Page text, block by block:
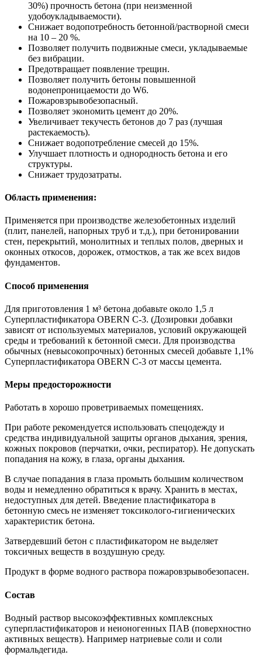
30%) прочность бетона (при неизменной
удобоукладываемости).
Снижает водопотребность бетонной/растворной смеси
на 10 – 20 %.
Позволяет получить подвижные смеси, укладываемые
без вибрации.
Предотвращает появление трещин.
Позволяет получить бетоны повышенной
водонепроницаемости до W6.
Пожаровзрывобезопасный.
Позволяет экономить цемент до 20%.
Увеличивает текучесть бетонов до 7 раз (лучшая
растекаемость).
Снижает водопотребление смесей до 15%.
Улучшает плотность и однородность бетона и его
структуры.
Снижает трудозатраты.
Область применения:
Применяется при производстве железобетонных изделий
(плит, панелей, напорных труб и т.д.), при бетонировании
стен, перекрытий, монолитных и теплых полов, дверных и
оконных откосов, дорожек, отмостков, а так же всех видов
фундаментов.
Способ применения
Для приготовления 1 м³ бетона добавьте около 1,5 л
Суперпластификатора OBERN С-3. (Дозировки добавки
зависят от используемых материалов, условий окружающей
среды и требований к бетонной смеси. Для производства
обычных (невысокопрочных) бетонных смесей добавьте 1,1%
Суперпластификатора OBERN С-3 от массы цемента.
Меры предосторожности
Работать в хорошо проветриваемых помещениях.
При работе рекомендуется использовать спецодежду и
средства индивидуальной защиты органов дыхания, зрения,
кожных покровов (перчатки, очки, респиратор). Не допускать
попадания на кожу, в глаза, органы дыхания.
В случае попадания в глаза промыть большим количеством
воды и немедленно обратиться к врачу. Хранить в местах,
недоступных для детей. Введение пластификатора в
бетонную смесь не изменяет токсиколого-гигиенических
характеристик бетона.
Затвердевший бетон с пластификатором не выделяет
токсичных веществ в воздушную среду.
Продукт в форме водного раствора пожаровзрывобезопасен.
Состав
Водный раствор высокоэффективных комплексных
суперпластификаторов и неионогенных ПАВ (поверхностно
активных веществ). Например натриевые соли и соли
формальдегида.